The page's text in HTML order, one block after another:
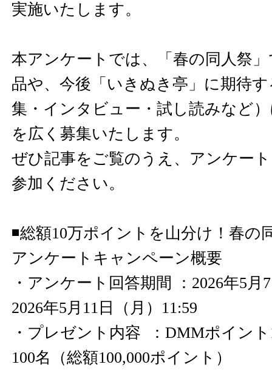
実施いたします。
本アンケートでは、「春の同人祭
品や、今後「いきぬき亭」に期待
集・インタビュー・試し読みなど
を広く募集いたします。
ぜひ記事をご覧のうえ、アンケー
参加ください。
◾️総額10万ポイントを山分け！春の
アンケートキャンペーン概要
・アンケート回答期間 ：2026年5月
2026年5月11日（月）11:59
・プレゼント内容 ：DMMポイン
100名（総額100,000ポイント）